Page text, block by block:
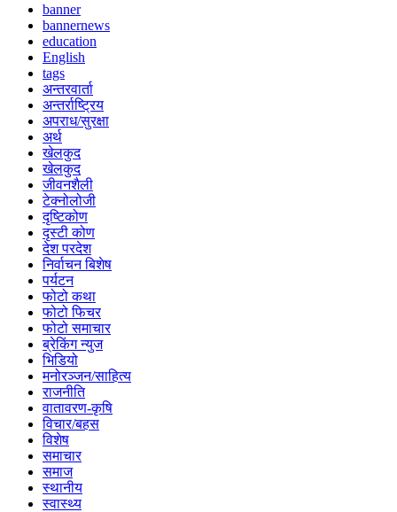
banner
bannernews
education
English
tags
अन्तरवार्ता
अन्तर्राष्ट्रिय
अपराध/सुरक्षा
अर्थ
खेलकुद
खेलकुद
जीवनशैली
टेक्नोलोजी
दृष्टिकोण
दृस्टी कोण
देश परदेश
निर्वाचन बिशेष
पर्यटन
फोटो कथा
फोटो फिचर
फोटो समाचार
ब्रेकिंग न्युज
भिडियो
मनोरञ्जन/साहित्य
राजनीति
वातावरण-कृषि
विचार/बहस
विशेष
समाचार
समाज
स्थानीय
स्वास्थ्य